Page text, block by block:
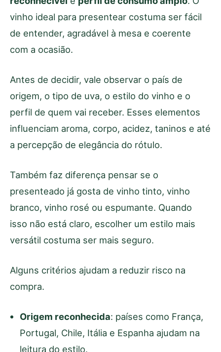
vinho ideal para presentear costuma ser fácil
de entender, agradável à mesa e coerente
com a ocasião.
Antes de decidir, vale observar o país de
origem, o tipo de uva, o estilo do vinho e o
perfil de quem vai receber. Esses elementos
influenciam aroma, corpo, acidez, taninos e até
a percepção de elegância do rótulo.
Também faz diferença pensar se o
presenteado já gosta de vinho tinto, vinho
branco, vinho rosé ou espumante. Quando
isso não está claro, escolher um estilo mais
versátil costuma ser mais seguro.
Alguns critérios ajudam a reduzir risco na
compra.
Origem reconhecida: países como França,
Portugal, Chile, Itália e Espanha ajudam na
leitura do estilo.